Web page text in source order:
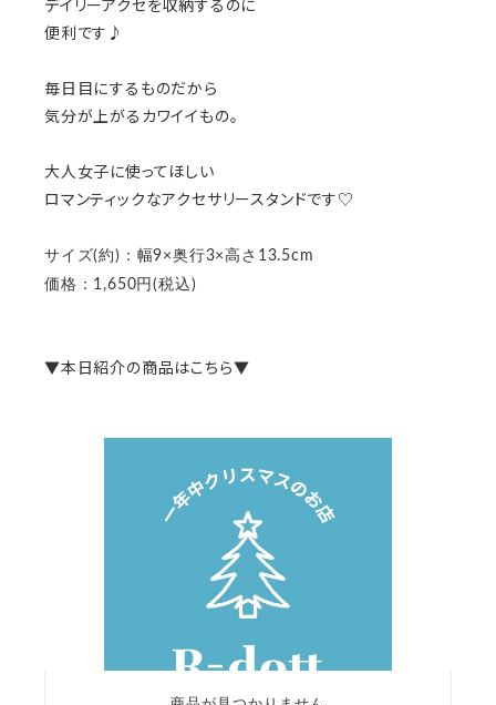
デイリーアクセを収納するのに
便利です♪
毎日目にするものだから
気分が上がるカワイイもの。
大人女子に使ってほしい
ロマンティックなアクセサリースタンドです♡
サイズ(約)：幅9×奥行3×高さ13.5cm
価格：1,650円(税込)
▼本日紹介の商品はこちら▼